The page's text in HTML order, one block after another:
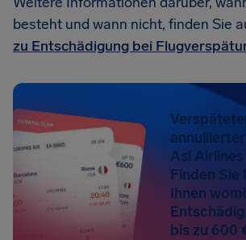
besteht und wann nicht, finden Sie
zu Entschädigung bei
annullierter
Asl Airlines
Finden Sie
Ihnen
bis zu 600